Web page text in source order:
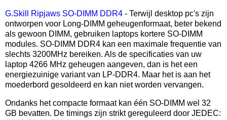
G.Skill Ripjaws SO-DIMM DDR4 - Terwijl desktop pc's zijn
ontworpen voor Long-DIMM geheugenformaat, beter bekend
als gewoon DIMM, gebruiken laptops kortere SO-DIMM
modules. SO-DIMM DDR4 kan een maximale frequentie van
slechts 3200MHz bereiken. Als de specificaties van uw
laptop 4266 MHz geheugen aangeven, dan is het een
energiezuinige variant van LP-DDR4. Maar het is aan het
moederbord gesoldeerd en kan niet worden vervangen.
Ondanks het compacte formaat kan één SO-DIMM wel 32
GB bevatten. De timings zijn strikt gereguleerd door JEDEC: